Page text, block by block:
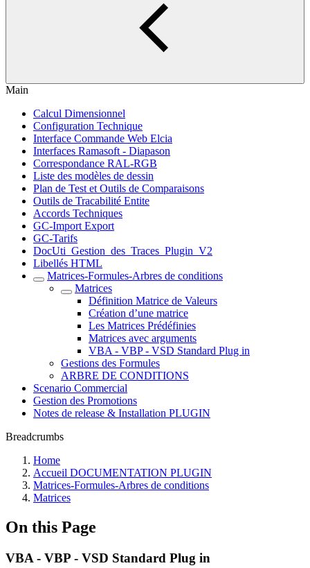
Main
Calcul Dimensionnel
Configuration Technique
Interface Commande Web Elcia
Interfaces Ramasoft - Diapason
Correspondance RAL-RGB
Liste des modèles de dessin
Plan de Test et Outils de Comparaisons
Outils de Tracabilité Entite
Accords Techniques
GC-Import Export
GC-Tarifs
DocUti_Gestion_des_Traces_Plugin_V2
Libellés HTML
Matrices-Formules-Arbres de conditions
Matrices
Définition Matrice de Valeurs
Création d’une matrice
Les Matrices Prédéfinies
Matrices avec arguments
VBA - VBP - VSD Standard Plug in
Gestions des Formules
ARBRE DE CONDITIONS
Scenario Commercial
Gestion des Promotions
Notes de release & Installation PLUGIN
Breadcrumbs
Home
Accueil DOCUMENTATION PLUGIN
Matrices-Formules-Arbres de conditions
Matrices
On this Page
VBA - VBP - VSD Standard Plug in